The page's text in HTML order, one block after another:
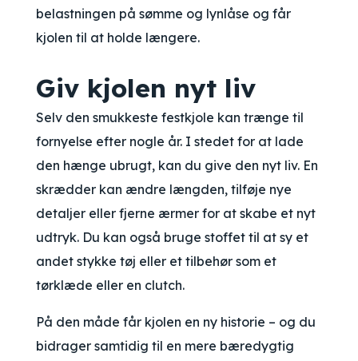
belastningen på sømme og lynlåse og får
kjolen til at holde længere.
Giv kjolen nyt liv
Selv den smukkeste festkjole kan trænge til
fornyelse efter nogle år. I stedet for at lade
den hænge ubrugt, kan du give den nyt liv. En
skrædder kan ændre længden, tilføje nye
detaljer eller fjerne ærmer for at skabe et nyt
udtryk. Du kan også bruge stoffet til at sy et
andet stykke tøj eller et tilbehør som et
tørklæde eller en clutch.
På den måde får kjolen en ny historie – og du
bidrager samtidig til en mere bæredygtig